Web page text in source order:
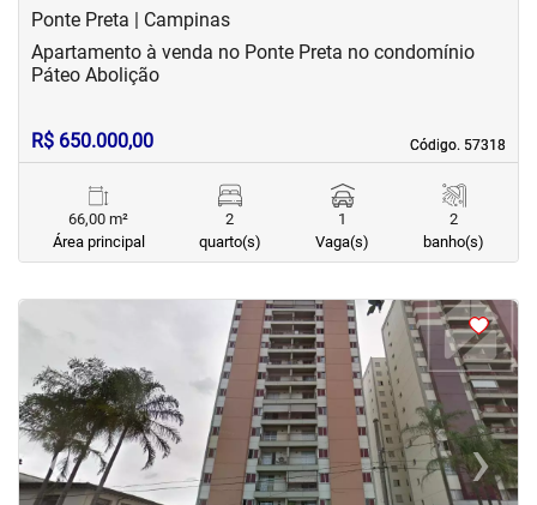
Ponte Preta | Campinas
Código. 57318
Código. 57318
Apartamento à venda no Ponte Preta no condomínio
Páteo Abolição
R$ 650.000,00
66,00 m²
Área principal
2
quarto(s)
1
Vaga(s)
2
banho(s)
‹Previous ›Next